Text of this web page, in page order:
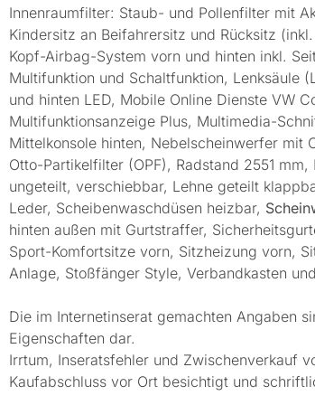
Innenraumfilter: Staub- und Pollenfilter mit
Kindersitz an Beifahrersitz und Rücksitz
Kopf-Airbag-System vorn und hinten inkl.
Multifunktion und Schaltfunktion, Lenksäule
und hinten LED, Mobile Online Dienste VW
Multifunktionsanzeige Plus, Multimedia-
Mittelkonsole hinten, Nebelscheinwerfer mit
Otto-Partikelfilter (OPF), Radstand 2551
ungeteilt, verschiebbar, Lehne geteilt
Leder, Scheibenwaschdüsen heizbar,
hinten außen mit Gurtstraffer,
Sport-Komfortsitze vorn, Sitzheizung vorn,
Anlage, Stoßfänger Style, Verbandkasten
Die im Internetinserat gemachten Angaben
Eigenschaften dar.
Irrtum, Inseratsfehler und Zwischenverkauf
Kaufabschluss vor Ort besichtigt und